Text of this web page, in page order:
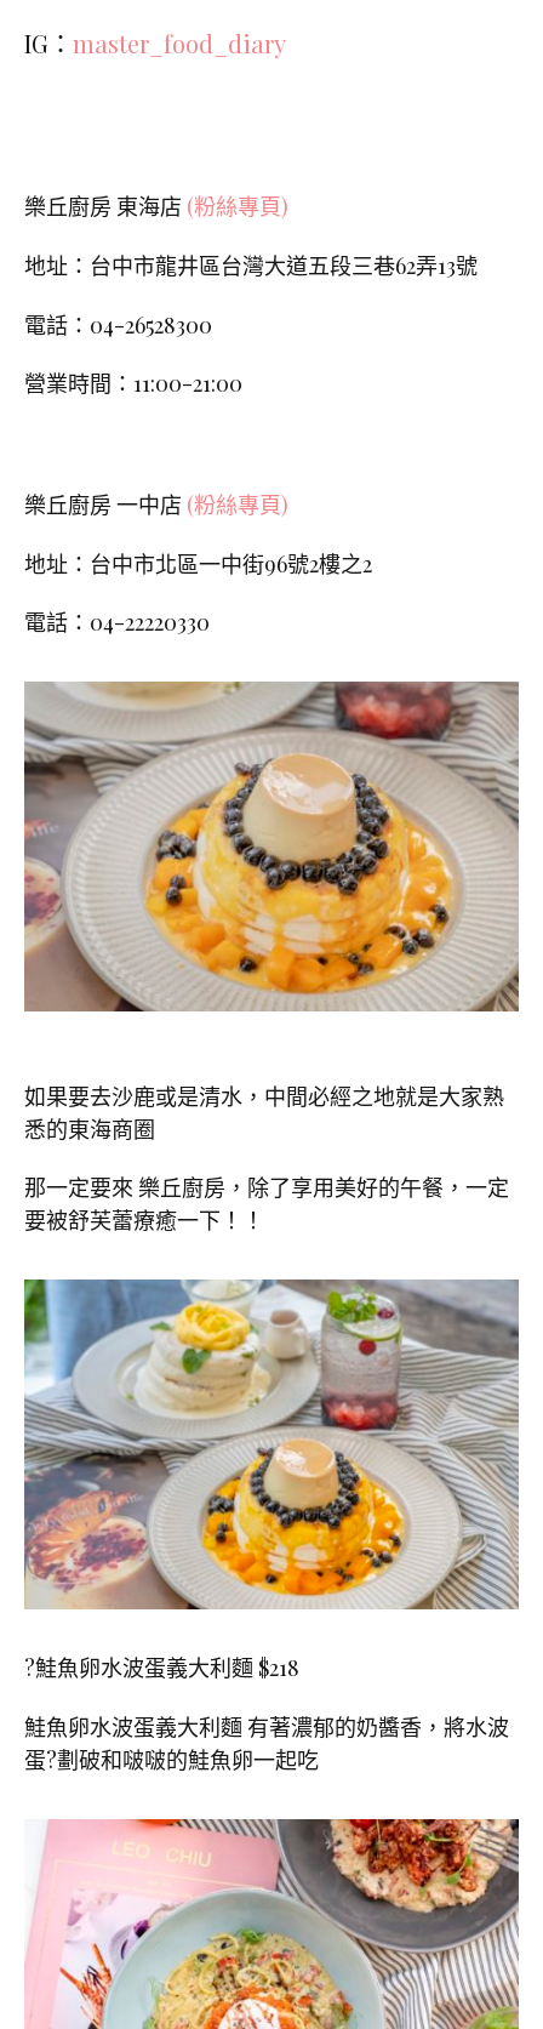
IG： master_food_diary
樂丘廚房 東海店 (粉絲專頁)
地址：台中市龍井區台灣大道五段三巷62弄13號
電話：04-26528300
營業時間：11:00-21:00
樂丘廚房 一中店 (粉絲專頁)
地址：台中市北區一中街96號2樓之2
電話：04-22220330
如果要去沙鹿或是清水，中間必經之地就是大家熟
悉的東海商圈
那一定要來 樂丘廚房，除了享用美好的午餐，一定
要被舒芙蕾療癒一下！！
?鮭魚卵水波蛋義大利麵 $218
鮭魚卵水波蛋義大利麵 有著濃郁的奶醬香，將水波
蛋?劃破和啵啵的鮭魚卵一起吃